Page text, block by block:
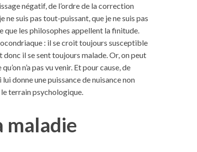
négatif, de l’ordre de la correction
ne suis pas tout-puissant, que je ne suis pas
que les philosophes appellent la finitude.
: il se croit toujours susceptible
donc il se sent toujours malade. Or, on peut
n’a pas vu venir. Et pour cause, de
donne une puissance de nuisance non
terrain psychologique.
maladie